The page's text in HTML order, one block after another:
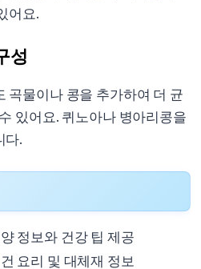
어요.
성
곡물이나 콩을 추가하여 더 균
있어요. 퀴노아나 병아리콩을
다.
정보와 건강 팁 제공
요리 및 대체재 정보